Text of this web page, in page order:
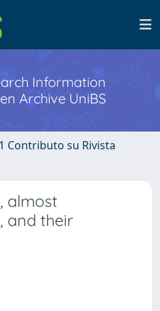
Information
Archive UniBS
1 Contributo su Rivista
almost
and their